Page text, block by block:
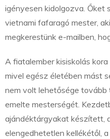
igényesen kidolgozva. Őket
vietnami fafaragó mester,
megkerestünk e-mailben,
A fiatalember kisiskolás
mivel egész életében mást
nem volt lehetősége tovább
emelte mesterségét.
ajándéktárgyakat készített,
elengedhetetlen kellékétől,